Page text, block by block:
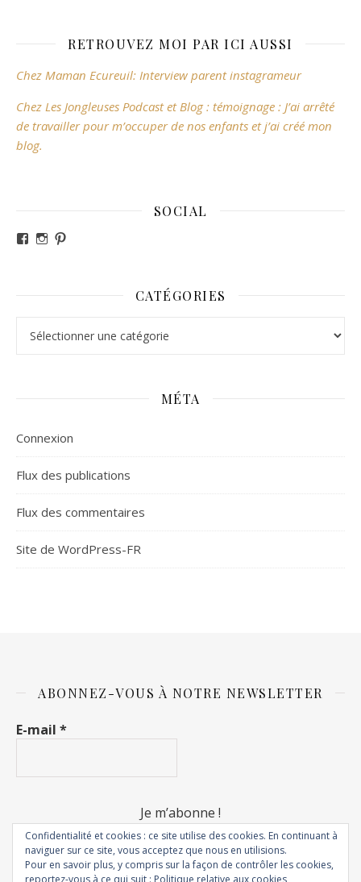
RETROUVEZ MOI PAR ICI AUSSI
Chez Maman Ecureuil: Interview parent instagrameur
Chez Les Jongleuses Podcast et Blog : témoignage : J’ai arrêté
de travailler pour m’occuper de nos enfants et j’ai créé mon
blog.
SOCIAL
Voir le profil de revesdefripouilles sur Facebook
Voir le profil de claire_revesdefripouilles sur
CATÉGORIES
MÉTA
Connexion
Flux des publications
Flux des commentaires
Site de WordPress-FR
ABONNEZ-VOUS À NOTRE NEWSLETTER
E-mail *
Confidentialité et cookies : ce site utilise des cookies. En continuant à
naviguer sur ce site, vous acceptez que nous en utilisions.
Pour en savoir plus, y compris sur la façon de contrôler les cookies,
reportez-vous à ce qui suit : Politique relative aux cookies